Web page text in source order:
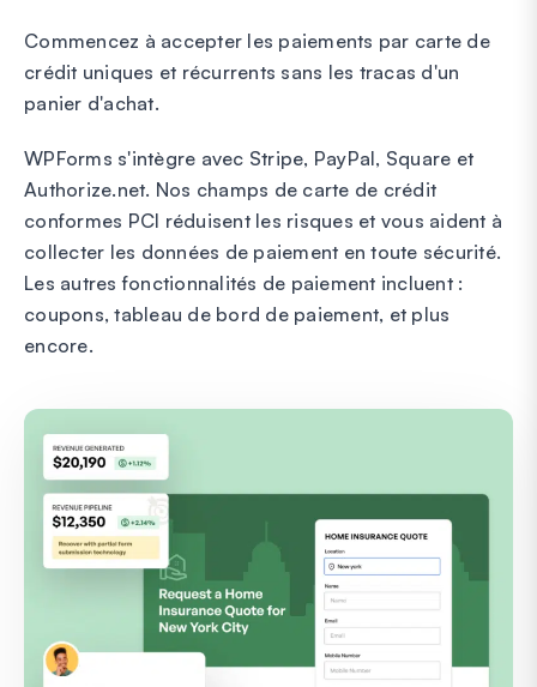
Commencez à accepter les paiements par carte de
crédit uniques et récurrents sans les tracas d'un
panier d'achat.
WPForms s'intègre avec Stripe, PayPal, Square et
Authorize.net. Nos champs de carte de crédit
conformes PCI réduisent les risques et vous aident à
collecter les données de paiement en toute sécurité.
Les autres fonctionnalités de paiement incluent :
coupons, tableau de bord de paiement, et plus
encore.